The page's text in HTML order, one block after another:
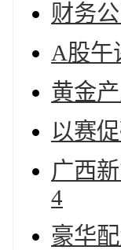
财务
A股午
黄金
以赛
广西
4
豪华